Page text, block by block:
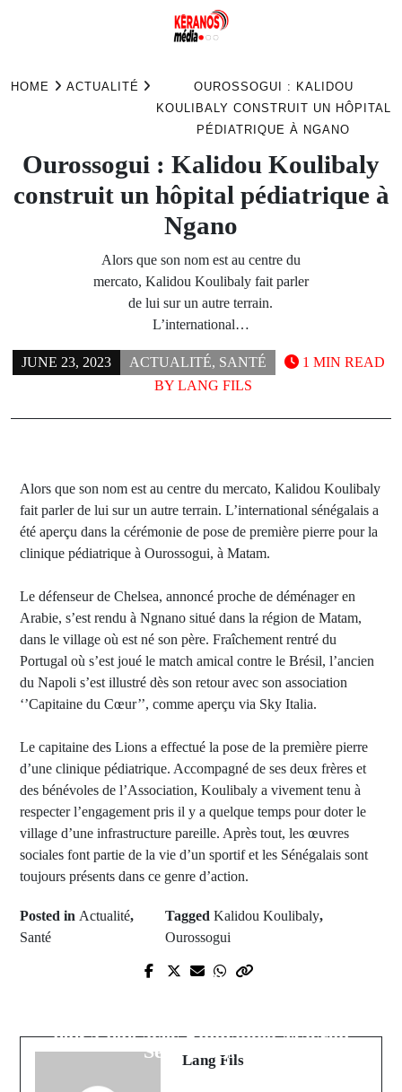
HOME ACTUALITÉ
OUROSSOGUI : KALIDOU
KOULIBALY CONSTRUIT UN HÔPITAL
PÉDIATRIQUE À NGANO
Ourossogui : Kalidou Koulibaly
construit un hôpital pédiatrique à
Ngano
Alors que son nom est au centre du
mercato, Kalidou Koulibaly fait parler
de lui sur un autre terrain.
L’international…
JUNE 23, 2023 ACTUALITÉ, SANTÉ
BY LANG FILS
1 MIN READ
Alors que son nom est au centre du mercato, Kalidou Koulibaly
fait parler de lui sur un autre terrain. L’international sénégalais a
été aperçu dans la cérémonie de pose de première pierre pour la
clinique pédiatrique à Ourossogui, à Matam.
Le défenseur de Chelsea, annoncé proche de déménager en
Arabie, s’est rendu à Ngnano situé dans la région de Matam,
dans le village où est né son père. Fraîchement rentré du
Portugal où s’est joué le match amical contre le Brésil, l’ancien
du Napoli s’est illustré dès son retour avec son association
‘’Capitaine du Cœur’’, comme aperçu via Sky Italia.
Le capitaine des Lions a effectué la pose de la première pierre
d’une clinique pédiatrique. Accompagné de ses deux frères et
des bénévoles de l’Association, Koulibaly a vivement tenu à
respecter l’engagement pris il y a quelque temps pour doter le
village d’une infrastructure pareille. Après tout, les œuvres
sociales font partie de la vie d’un sportif et les Sénégalais sont
toujours présents dans ce genre d’action.
Posted in Actualité,
Santé
TaggedKalidou Koulibaly,
Ourossogui
Polémique sur l'épreuve de
Sény SAGNA
tête-à-tête avec Emmanuel Macron
Lang Fils